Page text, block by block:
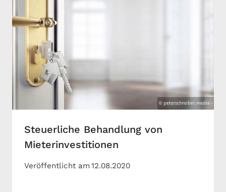
Steuerliche Behandlung von
Mieterinvestitionen
Veröffentlicht am12.08.2020